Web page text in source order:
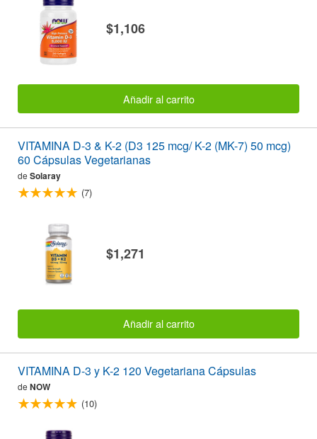
$1,106
Añadir al carrito
VITAMINA D-3 & K-2 (D3 125 mcg/ K-2 (MK-7) 50 mcg)
60 Cápsulas Vegetarianas
de Solaray
(7)
$1,271
Añadir al carrito
VITAMINA D-3 y K-2 120 Vegetariana Cápsulas
de NOW
(10)